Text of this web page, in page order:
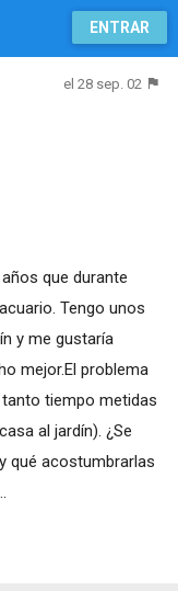
ENTRAR
el 28 sep. 02
que durante
Tengo unos
y me gustaría
mejor.El problema
tiempo metidas
al jardín). ¿Se
qué acostumbrarlas